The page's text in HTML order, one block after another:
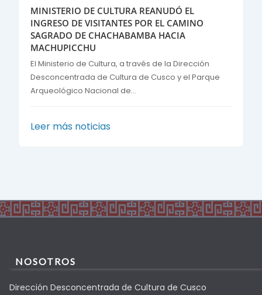
MINISTERIO DE CULTURA REANUDÓ EL
INGRESO DE VISITANTES POR EL CAMINO
SAGRADO DE CHACHABAMBA HACIA
MACHUPICCHU
El Ministerio de Cultura, a través de la Dirección
Desconcentrada de Cultura de Cusco y el Parque
Arqueológico Nacional de...
Leer más noticias
NOSOTROS
Dirección Desconcentrada de Cultura de Cusco